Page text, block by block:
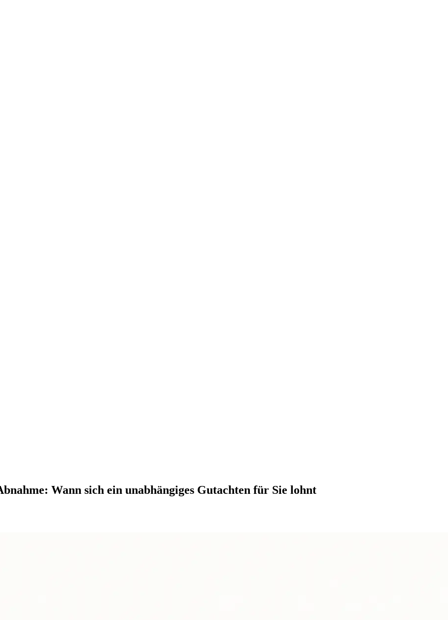
Wann sich ein unabhängiges Gutachten für Sie lohnt